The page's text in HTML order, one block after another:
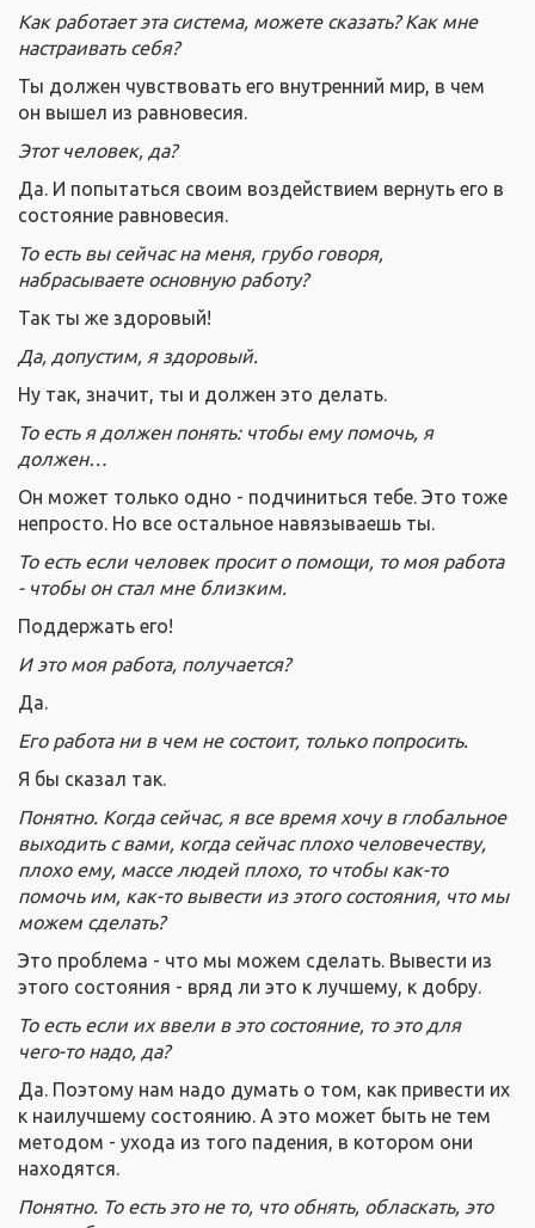
Как работает эта система, можете сказать? Как мне
настраивать себя?
Ты должен чувствовать его внутренний мир, в чем
он вышел из равновесия.
Этот человек, да?
Да. И попытаться своим воздействием вернуть его в
состояние равновесия.
То есть вы сейчас на меня, грубо говоря,
набрасываете основную работу?
Так ты же здоровый!
Да, допустим, я здоровый.
Ну так, значит, ты и должен это делать.
То есть я должен понять: чтобы ему помочь, я
должен…
Он может только одно - подчиниться тебе. Это тоже
непросто. Но все остальное навязываешь ты.
То есть если человек просит о помощи, то моя работа
- чтобы он стал мне близким.
Поддержать его!
И это моя работа, получается?
Да.
Его работа ни в чем не состоит, только попросить.
Я бы сказал так.
Понятно. Когда сейчас, я все время хочу в глобальное
выходить с вами, когда сейчас плохо человечеству,
плохо ему, массе людей плохо, то чтобы как-то
помочь им, как-то вывести из этого состояния, что мы
можем сделать?
Это проблема - что мы можем сделать. Вывести из
этого состояния - вряд ли это к лучшему, к добру.
То есть если их ввели в это состояние, то это для
чего-то надо, да?
Да. Поэтому нам надо думать о том, как привести их
к наилучшему состоянию. А это может быть не тем
методом - ухода из того падения, в котором они
находятся.
Понятно. То есть это не то, что обнять, обласкать, это